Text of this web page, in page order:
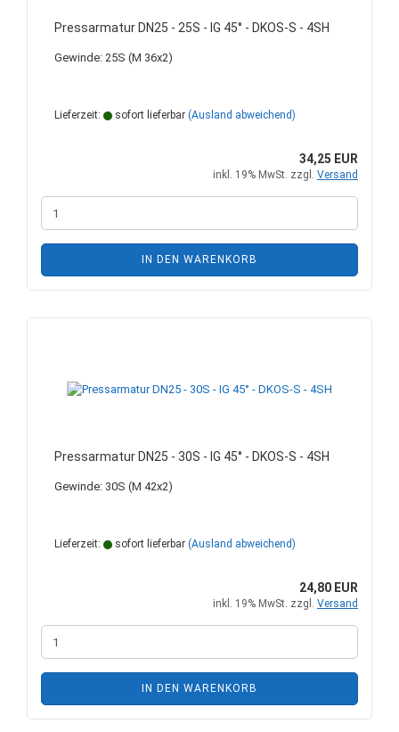
Pressarmatur DN25 - 25S - IG 45° - DKOS-S - 4SH
Gewinde: 25S (M 36x2)
Lieferzeit: sofort lieferbar (Ausland abweichend)
34,25 EUR
inkl. 19% MwSt. zzgl. Versand
IN DEN WARENKORB
Pressarmatur DN25 - 30S - IG 45° - DKOS-S - 4SH
Gewinde: 30S (M 42x2)
Lieferzeit: sofort lieferbar (Ausland abweichend)
24,80 EUR
inkl. 19% MwSt. zzgl. Versand
IN DEN WARENKORB